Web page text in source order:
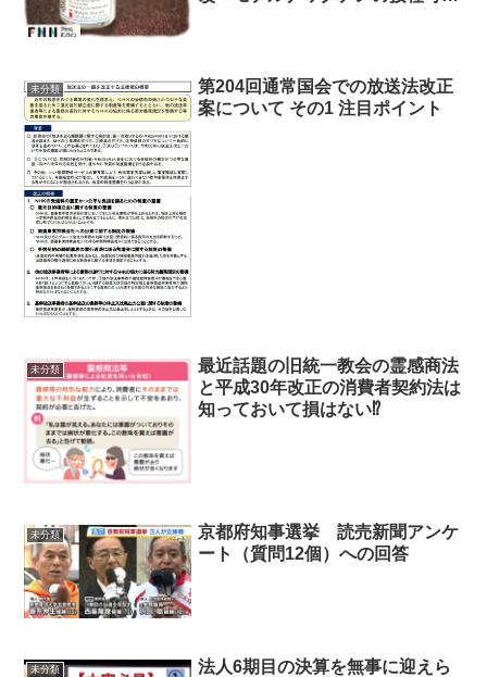
未分類
第204回通常国会での放送法改正
案について その1 注目ポイント
未分類
最近話題の旧統一教会の霊感商法
と平成30年改正の消費者契約法は
知っておいて損はない⁉
未分類
京都府知事選挙 読売新聞アンケ
ート（質問12個）への回答
未分類
法人6期目の決算を無事に迎えら